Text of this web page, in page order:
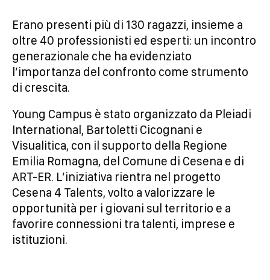
Erano presenti più di 130 ragazzi, insieme a
oltre 40 professionisti ed esperti: un incontro
generazionale che ha evidenziato
l’importanza del confronto come strumento
di crescita.
Young Campus è stato organizzato da Pleiadi
International, Bartoletti Cicognani e
Visualitica, con il supporto della Regione
Emilia Romagna, del Comune di Cesena e di
ART-ER. L’iniziativa rientra nel progetto
Cesena 4 Talents, volto a valorizzare le
opportunità per i giovani sul territorio e a
favorire connessioni tra talenti, imprese e
istituzioni.